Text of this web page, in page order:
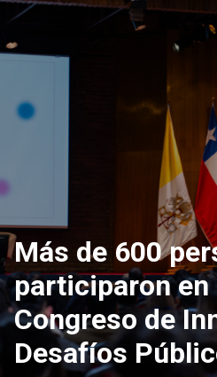
Más de 600
participaron en
Congreso de
Desafíos